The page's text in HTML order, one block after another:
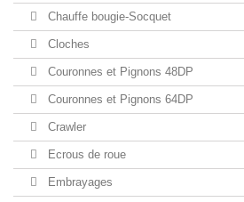
Chauffe bougie-Socquet
Cloches
Couronnes et Pignons 48DP
Couronnes et Pignons 64DP
Crawler
Ecrous de roue
Embrayages